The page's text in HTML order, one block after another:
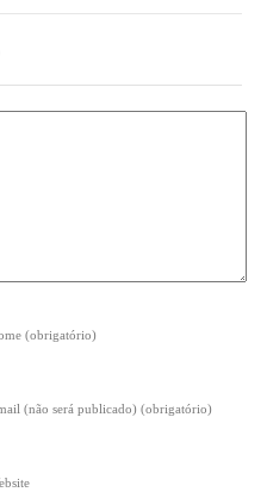
(obrigatório)
(não será publicado)(obrigatório)